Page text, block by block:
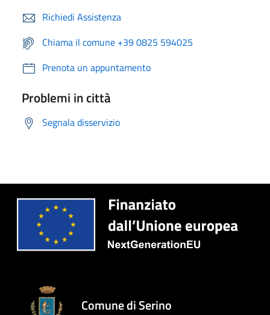
Richiedi Assistenza
Chiama il comune +39 0825 594025
Prenota un appuntamento
Problemi in città
Segnala disservizio
Comune di Serino